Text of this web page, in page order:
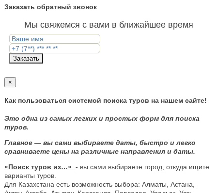
Заказать обратный звонок
Мы свяжемся с вами в ближайшее время
Заказать
×
Как пользоваться системой поиска туров на нашем сайте!
Это одна из самых легких и простых форм для поиска
туров.
Главное — вы сами выбираете даты, быстро и легко
сравниваете цены на различные направления и даты.
«Поиск туров из…» - вы сами выбираете город, откуда ищите
варианты туров.
Для Казахстана есть возможность выбора: Алматы, Астана,